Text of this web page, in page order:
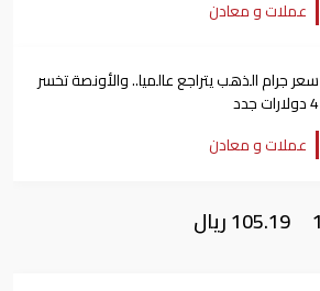
عملات و معادن
سعر جرام الذهب يتراجع عالميا.. والأونصة تخسر
4 دولارات جدد
عملات و معادن